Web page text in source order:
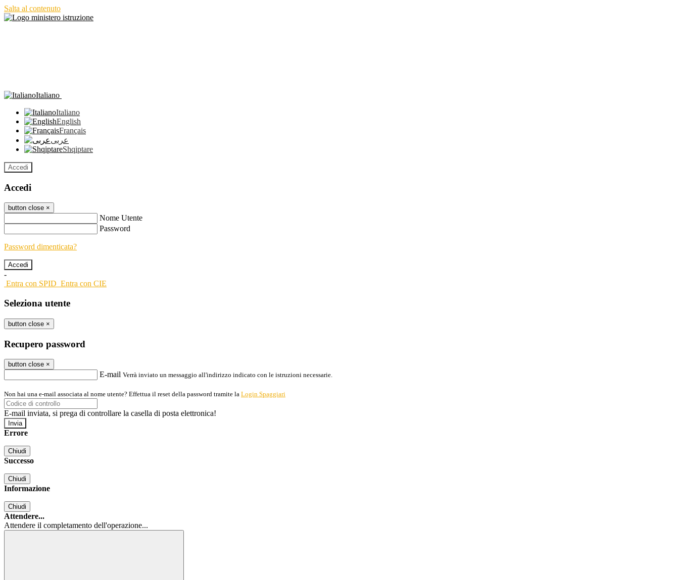
Salta al contenuto
Italiano
Italiano
English
Français
عربى
Shqiptare
Accedi
Accedi
button close ×
Nome Utente
Password
Password dimenticata?
-
Entra con SPID Entra con CIE
Seleziona utente
button close ×
Recupero password
button close ×
E-mail Verrà inviato un messaggio all'indirizzo indicato con le istruzioni necessarie.
Non hai una e-mail associata al nome utente? Effettua il reset della password tramite la Login Spaggiari
E-mail inviata, si prega di controllare la casella di posta elettronica!
Errore
Chiudi
Successo
Chiudi
Informazione
Chiudi
Attendere...
Attendere il completamento dell'operazione...